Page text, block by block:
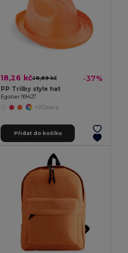
18,26 kč28,89 kč -37%
PP Trilby style hat
Egotier 99427
+2 Colors
Přidat do košíku